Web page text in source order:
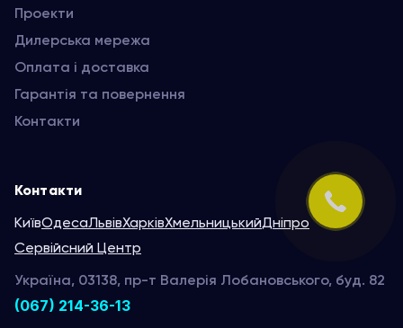
Проекти
Дилерська мережа
Оплата і доставка
Гарантія та повернення
Контакти
Контакти
КиївОдесаЛьвівХарківХмельницькийДніпро
Сервійсний Центр
Україна, 03138, пр-т Валерія Лобановського, буд. 82
(067) 214-36-13